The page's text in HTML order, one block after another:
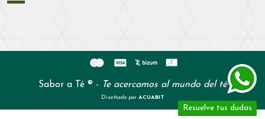
Resuelve tus dudas
Sabor a Té ® - Te acercamos al mundo del té
Diseñado por ACUABIT